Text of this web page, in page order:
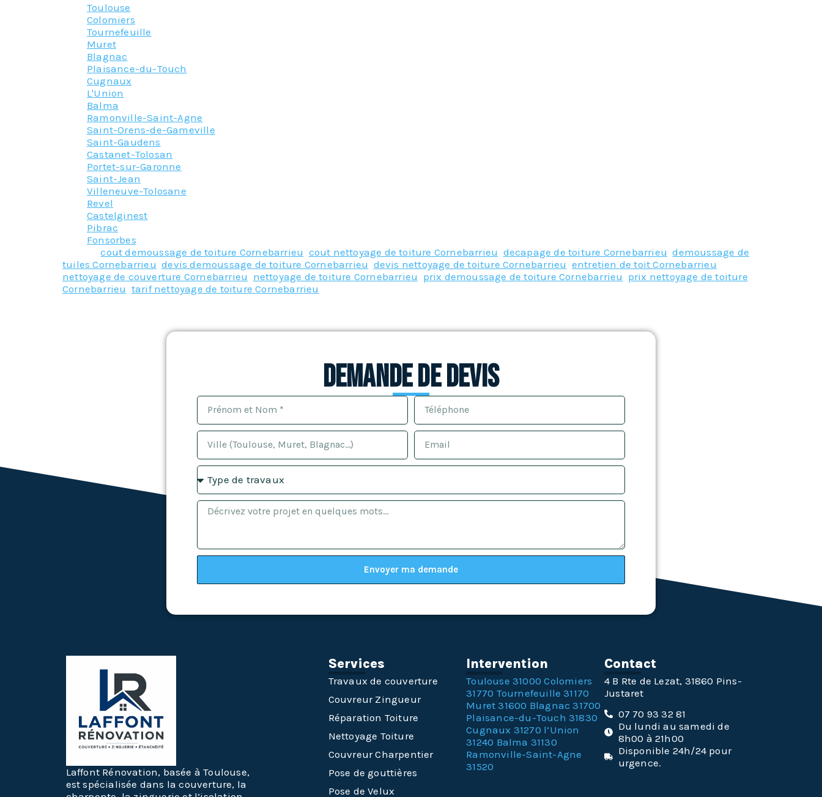
Toulouse
Colomiers
Tournefeuille
Muret
Blagnac
Plaisance-du-Touch
Cugnaux
L'Union
Balma
Ramonville-Saint-Agne
Saint-Orens-de-Gameville
Saint-Gaudens
Castanet-Tolosan
Portet-sur-Garonne
Saint-Jean
Villeneuve-Tolosane
Revel
Castelginest
Pibrac
Fonsorbes
Taggedcout demoussage de toiture Cornebarrieu cout nettoyage de toiture Cornebarrieu decapage de toiture Cornebarrieu ,demoussage de
tuiles Cornebarrieu ,devis demoussage de toiture Cornebarrieu devis nettoyage de toiture Cornebarrieu entretien de toit Cornebarrieu
nettoyage de couverture Cornebarrieu nettoyage de toiture Cornebarrieu prix demoussage de toiture Cornebarrieu prix nettoyage de toiture
Cornebarrieu tarif nettoyage de toiture Cornebarrieu
Demande de devis
Envoyer ma demande
Laffont Rénovation, basée à Toulouse,
est spécialisée dans la couverture, la
Services
Travaux de couverture
Couvreur Zingueur
Réparation Toiture
Nettoyage Toiture
Couvreur Charpentier
Pose de gouttières
Pose de Velux
Intervention
Toulouse 31000 Colomiers
31770 Tournefeuille 31170
Muret 31600 Blagnac 31700
Plaisance-du-Touch 31830
Cugnaux 31270 l’Union
31240 Balma 31130
Ramonville-Saint-Agne
31520
Contact
4 B Rte de Lezat, 31860 Pins-
Justaret
07 70 93 32 81
Du lundi au samedi de
8h00 à 21h00
Disponible 24h/24 pour
urgence.